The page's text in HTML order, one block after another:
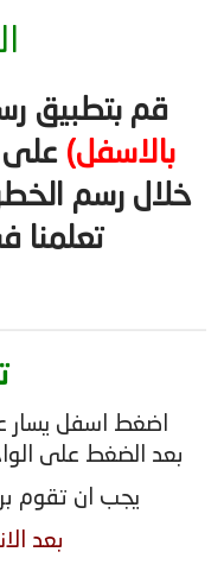
قم بتطبيق
بالاسفل) على
خلال رسم
تعلمنا
اضغط اسفل يسار
بعد الضغط على
يجب ان تقوم برفع
بعد